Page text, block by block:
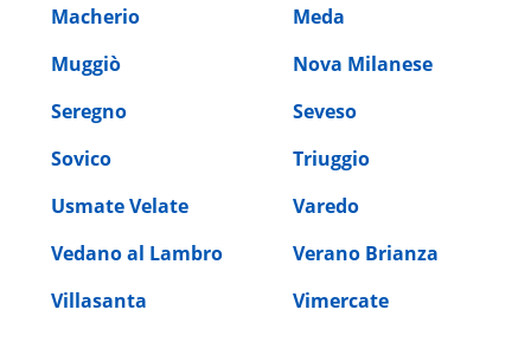
Macherio
Meda
Muggiò
Nova Milanese
Seregno
Seveso
Sovico
Triuggio
Usmate Velate
Varedo
Vedano al Lambro
Verano Brianza
Villasanta
Vimercate